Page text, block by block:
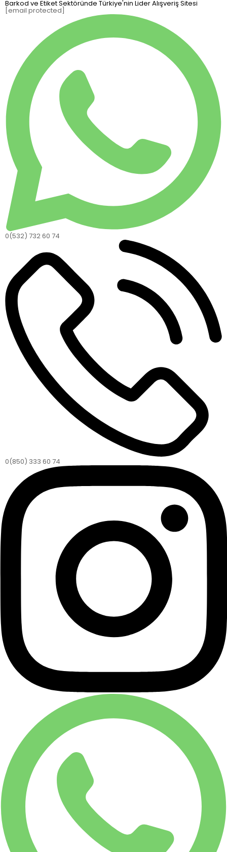
Barkod ve Etiket Sektöründe Türkiye'nin Lider Alışveriş Sitesi
[email protected]
0(532) 732 60 74
0(850) 333 60 74